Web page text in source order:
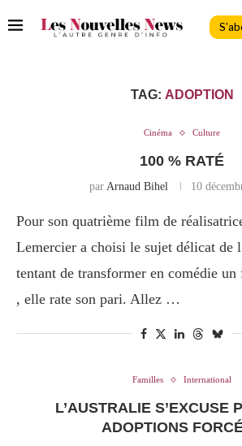
TAG: ADOPTION
Cinéma Culture
100 % RATÉ
par Arnaud Bihel 10
Pour son quatrième film de
Lemercier a choisi le sujet délicat de
tentant de transformer en comédie
, elle rate son pari. Allez …
Familles International
L’AUSTRALIE S’EXCUSE
ADOPTIONS